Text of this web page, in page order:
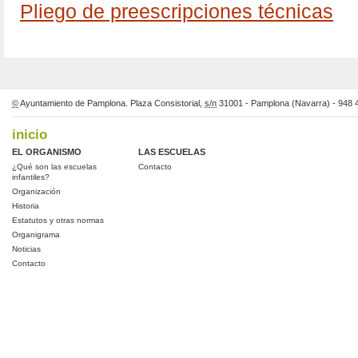
Pliego de preescripciones técnicas
©Ayuntamiento de Pamplona. Plaza Consistorial, s/n 31001 - Pamplona (Navarra) - 948
inicio
EL ORGANISMO
¿Qué son las escuelas
infantiles?
Organización
Historia
Estatutos y otras normas
Organigrama
Noticias
Contacto
LAS ESCUELAS
Contacto